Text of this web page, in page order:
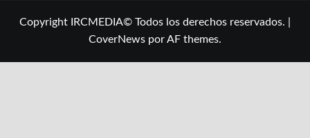
Copyright IRCMEDIA© Todos los derechos reservados.
CoverNews por AF themes.